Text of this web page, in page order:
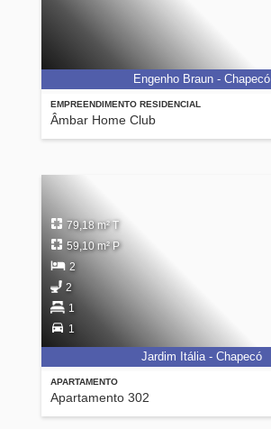
EMPREENDIMENTO RESIDENCIAL
Âmbar Home Club
Engenho Braun - Chapecó
APARTAMENTO
Apartamento 302
79,18 m² T
59,10 m² P
2
2
1
1
Jardim Itália - Chapecó